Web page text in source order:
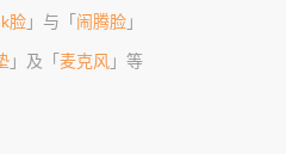
脸 」与「 闹腾脸 」
」及「 麦克风 」等